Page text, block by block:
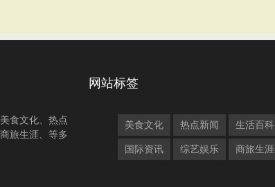
食文化、热点
旅生涯、等多
网站标签
美食文化 热点新闻 生活百科
国际资讯 综艺娱乐 商旅生涯